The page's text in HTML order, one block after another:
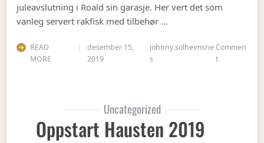
juleavslutning i Roald sin garasje. Her vert det som
vanleg servert rakfisk med tilbehør …
READ
MORE
desember 15,
2019
johnny.solheimsne
s
Commen
ton
Uncategorized
Oppstart Hausten 2019